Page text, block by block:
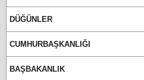
DÜĞÜNLER
CUMHURBAŞKANLIĞI
BAŞBAKANLIK